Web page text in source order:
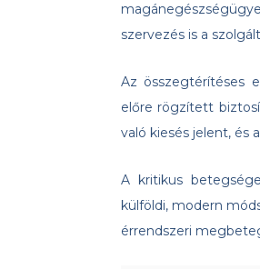
szervezés is a
Az összegtérítéses
előre rögzített
való kiesés jelent, és
A kritikus
külföldi, modern
érrendszeri